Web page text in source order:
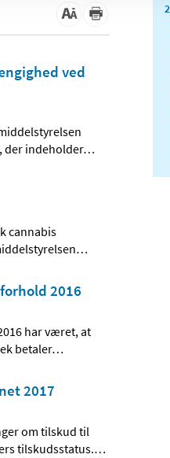
ved
indeholder…
cannabis
…
2016
har været, at
betaler…
2017
om tilskud til
tilskudsstatus.…